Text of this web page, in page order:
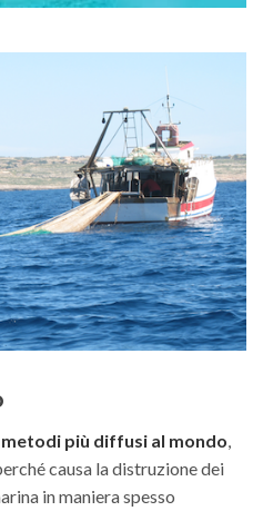
più diffusi al mondo,
causa la distruzione dei
in maniera spesso